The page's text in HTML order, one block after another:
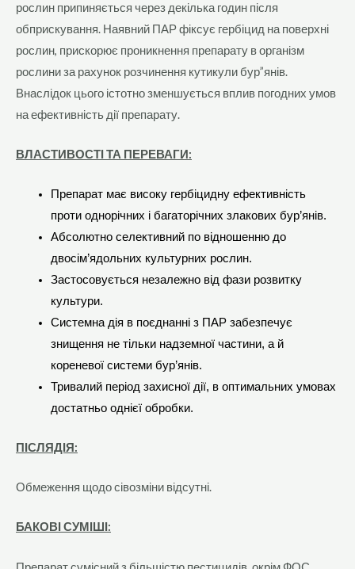
рослин припиняється через декілька годин після
обприскування. Наявний ПАР фіксує гербіцид на поверхні
рослин, прискорює проникнення препарату в організм
рослини за рахунок розчинення кутикули бур”янів.
Внаслідок цього істотно зменшується вплив погодних умов
на ефективність дії препарату.
ВЛАСТИВОСТІ ТА ПЕРЕВАГИ:
Препарат має високу гербіцидну ефективність
проти однорічних і багаторічних злакових бур’янів.
Абсолютно селективний по відношенню до
двосім’ядольних культурних рослин.
Застосовується незалежно від фази розвитку
культури.
Системна дія в поєднанні з ПАР забезпечує
знищення не тільки надземної частини, а й
кореневої системи бур’янів.
Тривалий період захисної дії, в оптимальних умовах
достатньо однієї обробки.
ПІСЛЯДІЯ:
Обмеження щодо сівозміни відсутні.
БАКОВІ СУМІШІ: